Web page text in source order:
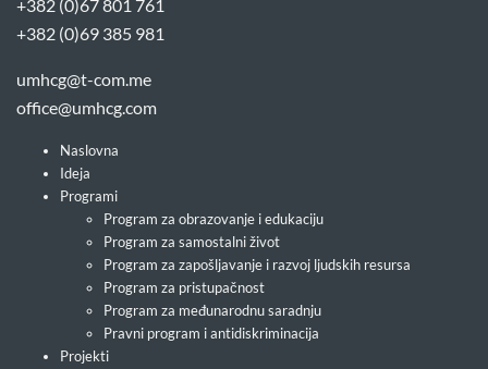
+382 (0)67 801 761
+382 (0)69 385 981
umhcg@t-com.me
office@umhcg.com
Naslovna
Ideja
Programi
Program za obrazovanje i edukaciju
Program za samostalni život
Program za zapošljavanje i razvoj ljudskih resursa
Program za pristupačnost
Program za međunarodnu saradnju
Pravni program i antidiskriminacija
Projekti